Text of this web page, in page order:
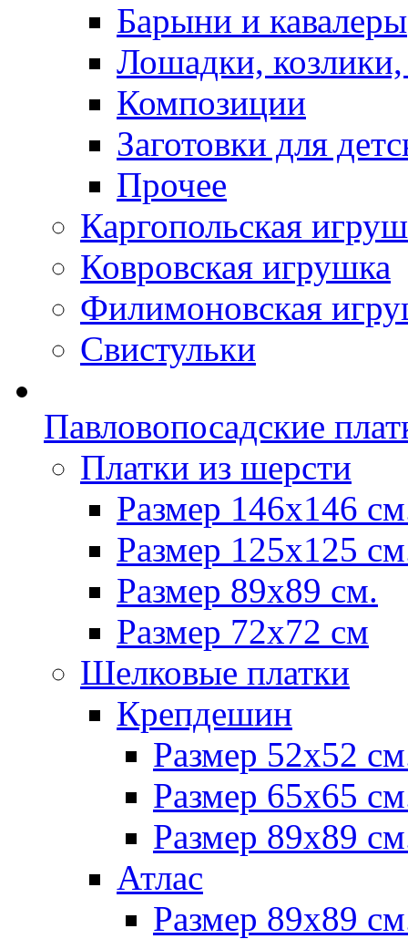
Барыни и кавалеры
Лошадки,
Композиции
Заготовки для
Прочее
Каргопольская
Ковровская игрушка
Филимоновская
Свистульки
Павловопосадские
Платки из шерсти
Размер 146х146
Размер 125х125
Размер 89х89 см.
Размер 72x72 см
Шелковые платки
Крепдешин
Размер 52х52
Размер 65х65
Размер 89х89
Атлас
Размер 89х89